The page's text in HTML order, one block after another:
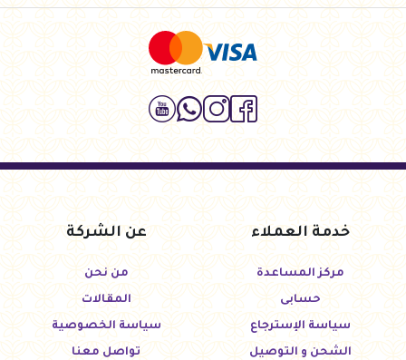
خدمة العملاء
مركز المساعدة
حسابى
سياسة الإسترجاع
الشحن و التوصيل
عن الشركة
من نحن
المقالات
سياسة الخصوصية
تواصل معنا